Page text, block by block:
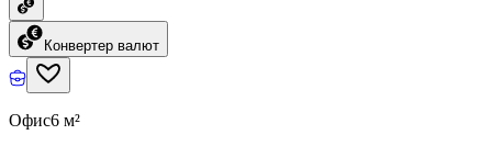
Конвертер валют
Офис6 м²